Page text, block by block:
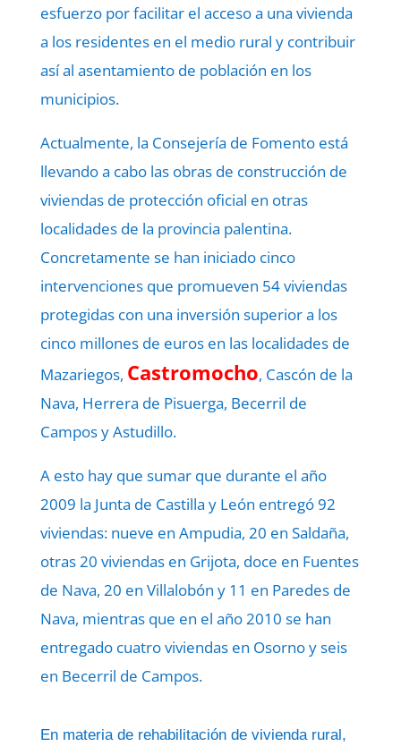
esfuerzo por facilitar el acceso a una vivienda
a los residentes en el medio rural y contribuir
así al asentamiento de población en los
municipios.
Actualmente, la Consejería de Fomento está
llevando a cabo las obras de construcción de
viviendas de protección oficial en otras
localidades de la provincia palentina.
Concretamente se han iniciado cinco
intervenciones que promueven 54 viviendas
protegidas con una inversión superior a los
cinco millones de euros en las localidades de
Mazariegos, Castromocho, Cascón de la
Nava, Herrera de Pisuerga, Becerril de
Campos y Astudillo.
A esto hay que sumar que durante el año
2009 la Junta de Castilla y León entregó 92
viviendas: nueve en Ampudia, 20 en Saldaña,
otras 20 viviendas en Grijota, doce en Fuentes
de Nava, 20 en Villalobón y 11 en Paredes de
Nava, mientras que en el año 2010 se han
entregado cuatro viviendas en Osorno y seis
en Becerril de Campos.
En materia de rehabilitación de vivienda rural,